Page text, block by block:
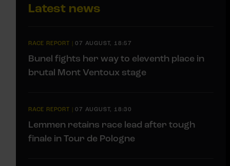
Latest news
RACE REPORT |07 AUGUST, 18:57
Bunel fights her way to eleventh place in
brutal Mont Ventoux stage
RACE REPORT |07 AUGUST, 18:30
Lemmen retains race lead after tough
finale in Tour de Pologne